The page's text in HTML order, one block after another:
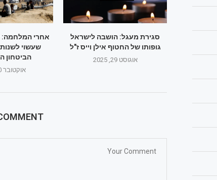
אחרי
שעשוי
הביטחון
אוקטובר 10, 2025
סגירת מעגל: הושבה לישראל
גופותו של החטוף אילן וייס ז"ל
אוגוסט 29, 2025